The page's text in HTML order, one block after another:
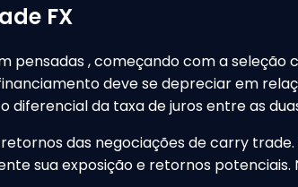
FX
, começando com a seleção
deve se depreciar em
da taxa de juros entre as
das negociações de carry
sua exposição e retornos